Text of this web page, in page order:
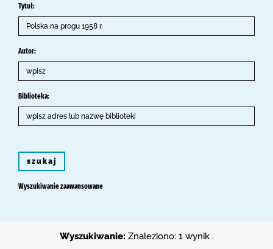
Tytuł:
Autor:
Biblioteka:
szukaj
Wyszukiwanie zaawansowane
Wyszukiwanie: Znaleziono: 1 wynik .